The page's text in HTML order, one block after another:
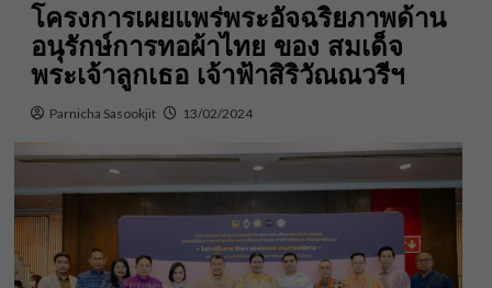
โครงการเผยแพร่พระอัจฉริยภาพด้าน
อนุรักษ์การทอผ้าไทย ของ สมเด็จ
พระเจ้าลูกเธอ เจ้าฟ้าสิริวัณณวรีฯ
Parnicha Sasookjit 13/02/2024